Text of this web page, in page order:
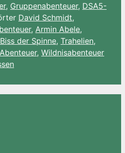
, Gruppenabenteuer, DSA5-
David Schmidt,
, Armin Abele,
der Spinne, Trahelien,
, Wildnisabenteuer